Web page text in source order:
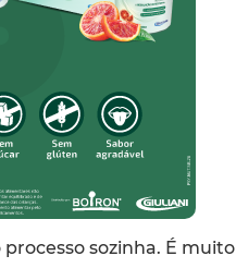
sozinha. É muito